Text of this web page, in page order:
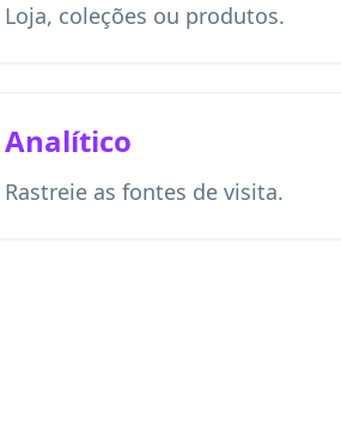
Loja, coleções ou produtos.
Analítico
Rastreie as fontes de visita.